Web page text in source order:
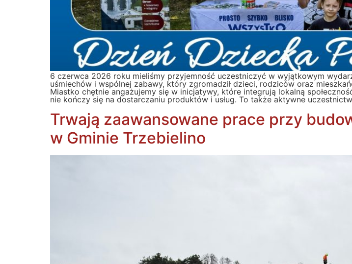
6 czerwca 2026 roku mieliśmy przyjemność uczestniczyć w wyjątkowym
uśmiechów i wspólnej zabawy, który zgromadził dzieci, rodziców oraz
Miastko chętnie angażujemy się w inicjatywy, które integrują lokalną
nie kończy się na dostarczaniu produktów i usług. To także aktywne
Trwają zaawansowane prace przy
w Gminie Trzebielino